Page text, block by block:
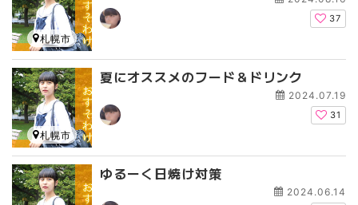
37
札幌市
夏にオススメのフード＆ドリンク
2024.07.19
31
札幌市
ゆるーく日焼け対策
2024.06.14